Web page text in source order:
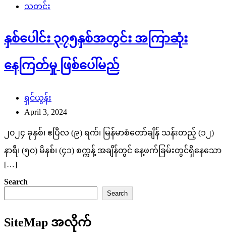
သတင်း
နှစ်ပေါင်း ၃၇၅နှစ်အတွင်း အကြာဆုံး
နေကြတ်မှု ဖြစ်ပေါ်မည်
ရှင်ယွန်း
April 3, 2024
၂၀၂၄ ခုနှစ်၊ ဧပြီလ (၉) ရက်၊ မြန်မာစံတော်ချိန် သန်းတည့် (၁၂)
နာရီ၊ (၅၀) မိနစ်၊ (၄၁) စက္ကန့် အချိန်တွင် နေ့ဖက်ခြမ်းတွင်ရှိနေသော
[…]
Search
Search
SiteMap အလိုက်